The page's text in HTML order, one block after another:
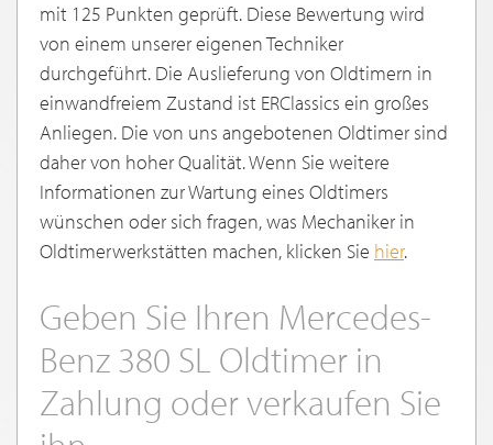
mit 125 Punkten geprüft. Diese Bewertung wird
von einem unserer eigenen Techniker
durchgeführt. Die Auslieferung von Oldtimern in
einwandfreiem Zustand ist ERClassics ein großes
Anliegen. Die von uns angebotenen Oldtimer sind
daher von hoher Qualität. Wenn Sie weitere
Informationen zur Wartung eines Oldtimers
wünschen oder sich fragen, was Mechaniker in
Oldtimerwerkstätten machen, klicken Sie hier.
Geben Sie Ihren Mercedes-
Benz 380 SL Oldtimer in
Zahlung oder verkaufen Sie